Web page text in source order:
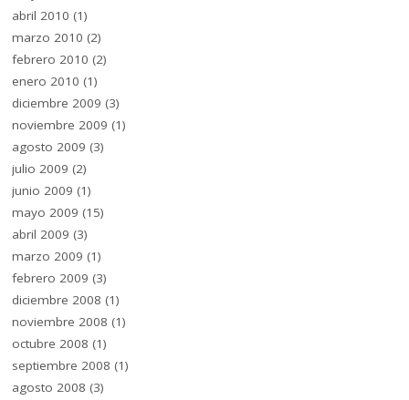
abril 2010 (1)
marzo 2010 (2)
febrero 2010 (2)
enero 2010 (1)
diciembre 2009 (3)
noviembre 2009 (1)
agosto 2009 (3)
julio 2009 (2)
junio 2009 (1)
mayo 2009 (15)
abril 2009 (3)
marzo 2009 (1)
febrero 2009 (3)
diciembre 2008 (1)
noviembre 2008 (1)
octubre 2008 (1)
septiembre 2008 (1)
agosto 2008 (3)